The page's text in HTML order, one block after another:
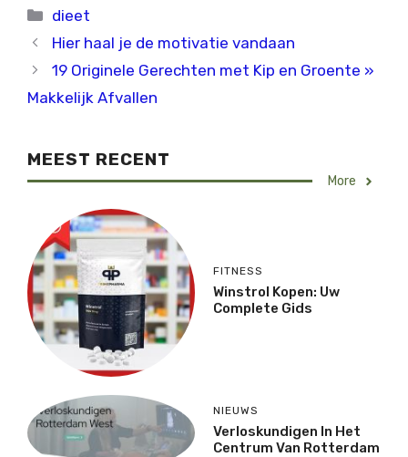
Categorieën
dieet
Hier haal je de motivatie vandaan
19 Originele Gerechten met Kip en Groente »
Makkelijk Afvallen
MEEST RECENT
More
FITNESS
Winstrol Kopen: Uw
Complete Gids
NIEUWS
Verloskundigen In Het
Centrum Van Rotterdam